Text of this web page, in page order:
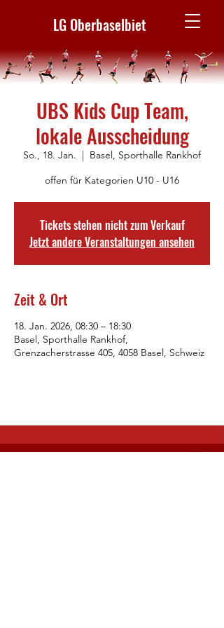
LG Oberbaselbiet
UBS Kids Cup Team,
lokale Ausscheidung
So., 18. Jan.
  |
Basel, Sporthalle Rankhof
offen für Kategorien U10 - U16
Tickets stehen nicht zum Verkauf
Jetzt andere Veranstaltungen ansehen
Zeit & Ort
18. Jan. 2026, 08:30 – 18:30
Basel, Sporthalle Rankhof,
Grenzacherstrasse 405, 4058 Basel, Schweiz